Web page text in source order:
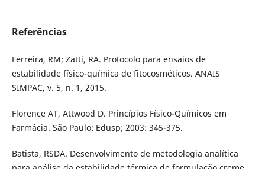
Referências
Ferreira, RM; Zatti, RA. Protocolo para ensaios de
estabilidade físico-química de fitocosméticos. ANAIS
SIMPAC, v. 5, n. 1, 2015.
Florence AT, Attwood D. Princípios Físico-Químicos em
Farmácia. São Paulo: Edusp; 2003: 345-375.
Batista, RSDA. Desenvolvimento de metodologia analítica